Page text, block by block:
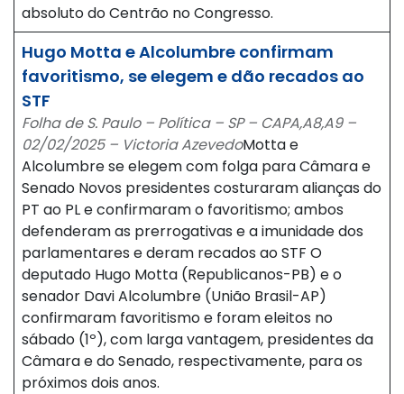
absoluto do Centrão no Congresso.
Hugo Motta e Alcolumbre confirmam
favoritismo, se elegem e dão recados ao
STF
Folha de S. Paulo – Política – SP – CAPA,A8,A9 –
02/02/2025 – Victoria AzevedoMotta e
Alcolumbre se elegem com folga para Câmara e
Senado Novos presidentes costuraram alianças do
PT ao PL e confirmaram o favoritismo; ambos
defenderam as prerrogativas e a imunidade dos
parlamentares e deram recados ao STF O
deputado Hugo Motta (Republicanos-PB) e o
senador Davi Alcolumbre (União Brasil-AP)
confirmaram favoritismo e foram eleitos no
sábado (1º), com larga vantagem, presidentes da
Câmara e do Senado, respectivamente, para os
próximos dois anos.